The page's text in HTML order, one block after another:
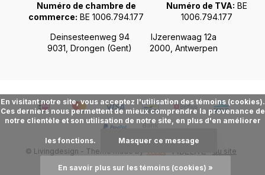
Deinsesteenweg 94
9031, Drongen (Gent)
IJzerenwaag 12a
2000, Antwerpen
Numéro de chambre de
commerce: BE 1006.794.177
Numéro de TVA: BE
1006.794.177
© Livingdesign - Theme made by Webdinge.nl Plan du site
En visitant notre site, vous acceptez l'utilisation des témoins (cookies).
Ces derniers nous permettent de mieux comprendre la provenance de
notre clientèle et son utilisation de notre site, en plus d'en améliorer
les fonctions. Masquer ce message
En savoir plus sur les témoins (cookies) »
FIDÉLITÉ